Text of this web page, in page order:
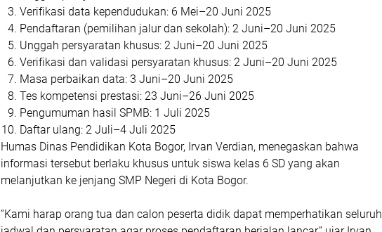
Verifikasi data kependudukan: 6 Mei–20 Juni 2025
Pendaftaran (pemilihan jalur dan sekolah): 2 Juni–20 Juni 2025
Unggah persyaratan khusus: 2 Juni–20 Juni 2025
Verifikasi dan validasi persyaratan khusus: 2 Juni–20 Juni 2025
Masa perbaikan data: 3 Juni–20 Juni 2025
Tes kompetensi prestasi: 23 Juni–26 Juni 2025
Pengumuman hasil SPMB: 1 Juli 2025
Daftar ulang: 2 Juli–4 Juli 2025
Humas Dinas Pendidikan Kota Bogor, Irvan Verdian, menegaskan bahwa
informasi tersebut berlaku khusus untuk siswa kelas 6 SD yang akan
melanjutkan ke jenjang SMP Negeri di Kota Bogor.
“Kami harap orang tua dan calon peserta didik dapat memperhatikan seluruh